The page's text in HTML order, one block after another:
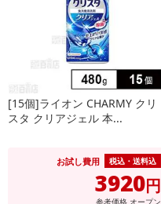
[15個]ライオン CHARMY クリ
スタ クリアジェル 本...
お試し費用 税込・送料込
3920円
参考価格 オープン